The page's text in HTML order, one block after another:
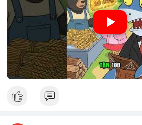
Nguồn: Cú Thông Thái